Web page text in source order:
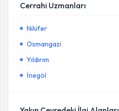
Cerrahi Uzmanları
Nilüfer
Osmangazi
Yıldırım
İnegöl